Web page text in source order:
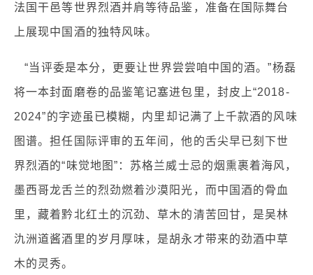
法国干邑等世界烈酒并肩等待品鉴，准备在国际舞台
上展现中国酒的独特风味。
“当评委是本分，更要让世界尝尝咱中国的酒。”杨磊
将一本封面磨卷的品鉴笔记塞进包里，封皮上“2018-
2024”的字迹虽已模糊，内里却记满了上千款酒的风味
图谱。担任国际评审的五年间，他的舌尖早已刻下世
界烈酒的“味觉地图”：苏格兰威士忌的烟熏裹着海风，
墨西哥龙舌兰的烈劲燃着沙漠阳光，而中国酒的骨血
里，藏着黔北红土的沉劲、草木的清苦回甘，是吴林
氿洲道酱酒里的岁月厚味，是胡永才带来的劲酒中草
木的灵秀。